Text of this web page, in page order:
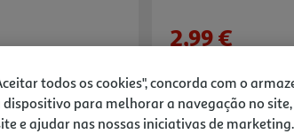
Next
2,99 €
PREÇO EXCLUSIVO
todos os cookies", concorda com o
dispositivo para melhorar a navegação no
e ajudar nas nossas iniciativas de marketing.